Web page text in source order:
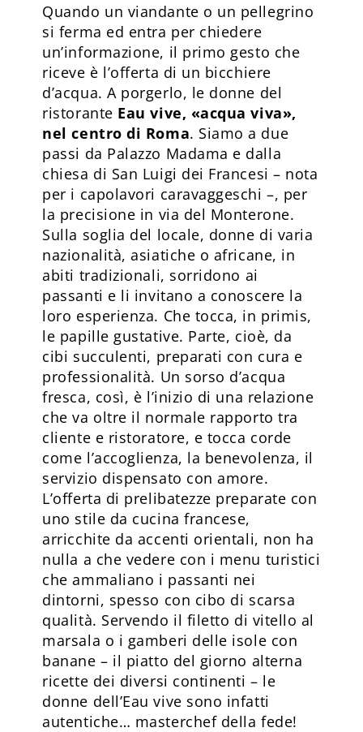
Quando un viandante o un pellegrino
si ferma ed entra per chiedere
un’informazione, il primo gesto che
riceve è l’offerta di un bicchiere
d’acqua. A porgerlo, le donne del
ristorante Eau vive, «acqua viva»,
nel centro di Roma. Siamo a due
passi da Palazzo Madama e dalla
chiesa di San Luigi dei Francesi – nota
per i capolavori caravaggeschi –, per
la precisione in via del Monterone.
Sulla soglia del locale, donne di varia
nazionalità, asiatiche o africane, in
abiti tradizionali, sorridono ai
passanti e li invitano a conoscere la
loro esperienza. Che tocca, in primis,
le papille gustative. Parte, cioè, da
cibi succulenti, preparati con cura e
professionalità. Un sorso d’acqua
fresca, così, è l’inizio di una relazione
che va oltre il normale rapporto tra
cliente e ristoratore, e tocca corde
come l’accoglienza, la benevolenza, il
servizio dispensato con amore.
L’offerta di prelibatezze preparate con
uno stile da cucina francese,
arricchite da accenti orientali, non ha
nulla a che vedere con i menu turistici
che ammaliano i passanti nei
dintorni, spesso con cibo di scarsa
qualità. Servendo il filetto di vitello al
marsala o i gamberi delle isole con
banane – il piatto del giorno alterna
ricette dei diversi continenti – le
donne dell’Eau vive sono infatti
autentiche… masterchef della fede!